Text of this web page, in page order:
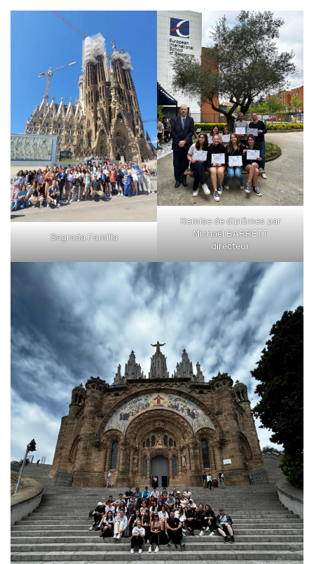
Sagrada Familia
Remise de diplômes par
Michaël BARRETT
directeur